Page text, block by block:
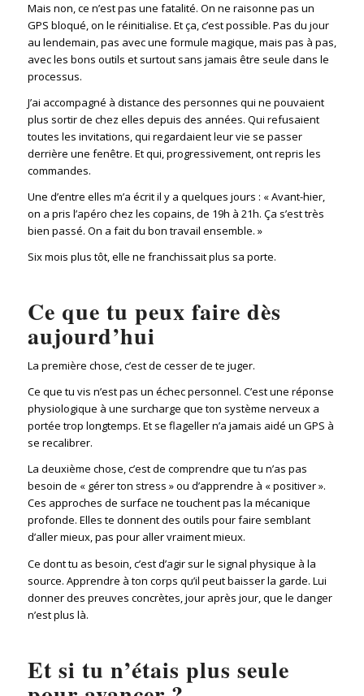
Mais non, ce n’est pas une fatalité. On ne raisonne pas un
GPS bloqué, on le réinitialise. Et ça, c’est possible. Pas du jour
au lendemain, pas avec une formule magique, mais pas à pas,
avec les bons outils et surtout sans jamais être seule dans le
processus.
J’ai accompagné à distance des personnes qui ne pouvaient
plus sortir de chez elles depuis des années. Qui refusaient
toutes les invitations, qui regardaient leur vie se passer
derrière une fenêtre. Et qui, progressivement, ont repris les
commandes.
Une d’entre elles m’a écrit il y a quelques jours : « Avant-hier,
on a pris l’apéro chez les copains, de 19h à 21h. Ça s’est très
bien passé. On a fait du bon travail ensemble. »
Six mois plus tôt, elle ne franchissait plus sa porte.
Ce que tu peux faire dès
aujourd’hui
La première chose, c’est de cesser de te juger.
Ce que tu vis n’est pas un échec personnel. C’est une réponse
physiologique à une surcharge que ton système nerveux a
portée trop longtemps. Et se flageller n’a jamais aidé un GPS à
se recalibrer.
La deuxième chose, c’est de comprendre que tu n’as pas
besoin de « gérer ton stress » ou d’apprendre à « positiver ».
Ces approches de surface ne touchent pas la mécanique
profonde. Elles te donnent des outils pour faire semblant
d’aller mieux, pas pour aller vraiment mieux.
Ce dont tu as besoin, c’est d’agir sur le signal physique à la
source. Apprendre à ton corps qu’il peut baisser la garde. Lui
donner des preuves concrètes, jour après jour, que le danger
n’est plus là.
Et si tu n’étais plus seule